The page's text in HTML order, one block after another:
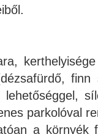
finn
lehetőséggel,
parkolóval
a környék